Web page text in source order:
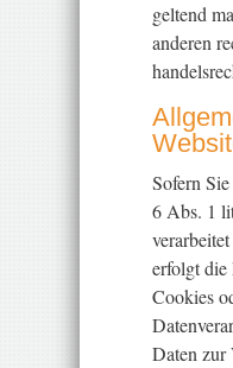
geltend
anderen
Sofern
6 Abs. 1
erfolgt die
Cookies
Daten zur